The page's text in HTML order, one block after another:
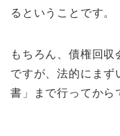
るということです。
もちろん、債権回収
ですが、法的にまず
書」まで行ってから